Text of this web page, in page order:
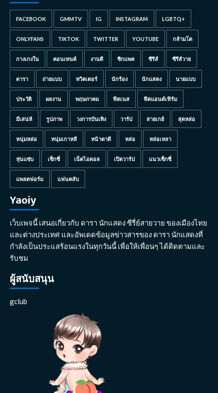
FACEBOOK GMMTV IG INSTAGRAM LGBTQ+
ONLYFANS TIKTOK TWITTER YOUTUBE กล้ามโต
กางเกงใน คอนเทนต์ งานดี ซิกแพค ซีรีส์ ซีรีส์วาย
ดารา ถ่ายแบบ ทวิตเตอร์ นักร้อง นักแสดง นายแบบ
ประวัติ ผลงาน พฤษภาคม ฟิตเนส ฟิตแอนด์เฟิร์ม
มีเสน่ห์ รูปภาพ วงการบันเทิง วาร์ป สายเกย์ สุดหล่อ
หนุ่มหล่อ หนุ่มเกาหลี หน้าตาดี หล่อ หล่อเหลา
หุ่นแซ่บ เซ็กซี่ เน็ตไอดอล เปิดวาร์ป แนวเซ็กซี่
แพลตฟอร์ม แฟนคลับ
Yaoiy
เว็บเพจนี้ เสนอเกี่ยวกับ ดารา นักแสดง ซีรี่ย์สายวาย ของเมืองไทย
และต่างประเทศ และอัพเดดข้อมูลข่าวสารของ ดารา นักแสดงที่
กำลังเป็นประแสร้อนแรงในทุกวันนี้ เพื่อให้เพื่อนๆ ได้ติดตามและ
รับชม
ผู้สนับสนุน
gclub